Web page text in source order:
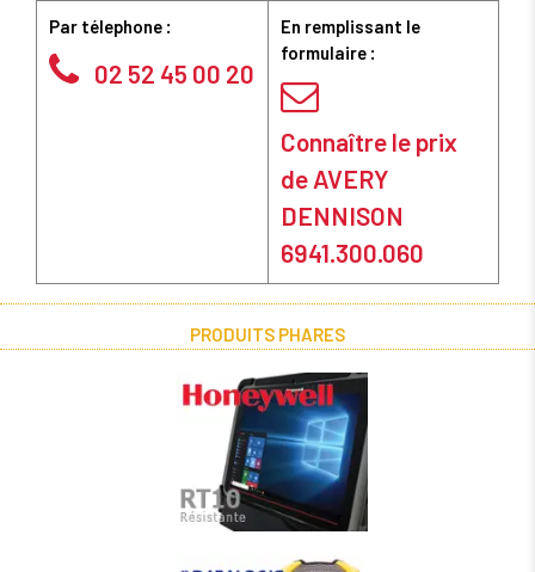
Par télephone :
02 52 45 00 20
En remplissant le
formulaire :
Connaître le prix
de AVERY
DENNISON
6941.300.060
PRODUITS PHARES